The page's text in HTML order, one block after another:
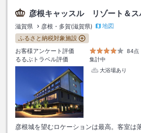
彦根キャッスル リゾート＆ス
滋賀県 彦根・多賀(滋賀県)
地図
ふるさと納税対象施設
お客様アンケート評価
84点
るるぶトラベル評価
集計中
大浴場あり
彦根城を望むロケーションは最高。客室は